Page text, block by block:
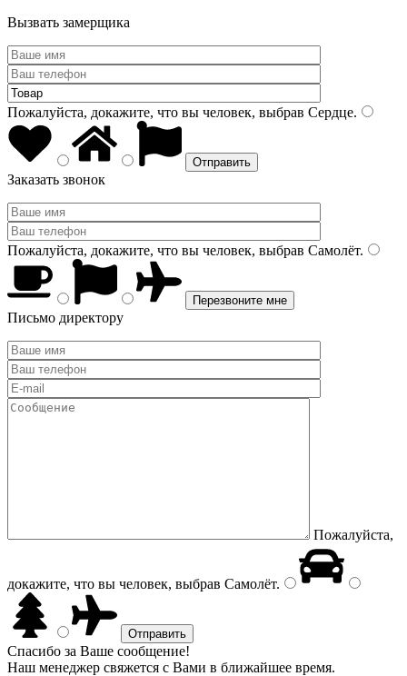
Вызвать замерщика
Пожалуйста, докажите, что вы человек, выбрав Сердце.
Заказать звонок
Пожалуйста, докажите, что вы человек, выбрав Самолёт.
Письмо директору
Пожалуйста,
докажите, что вы человек, выбрав Самолёт.
Спасибо за Ваше сообщение!
Наш менеджер свяжется с Вами в ближайшее время.